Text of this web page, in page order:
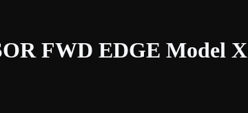
FWD EDGE Model X